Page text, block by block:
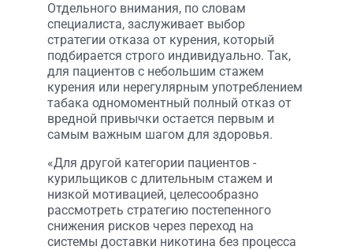
Отдельного внимания, по словам
специалиста, заслуживает выбор
стратегии отказа от курения, который
подбирается строго индивидуально. Так,
для пациентов с небольшим стажем
курения или нерегулярным употреблением
табака одномоментный полный отказ от
вредной привычки остается первым и
самым важным шагом для здоровья.
«Для другой категории пациентов -
курильщиков с длительным стажем и
низкой мотивацией, целесообразно
рассмотреть стратегию постепенного
снижения рисков через переход на
системы доставки никотина без процесса